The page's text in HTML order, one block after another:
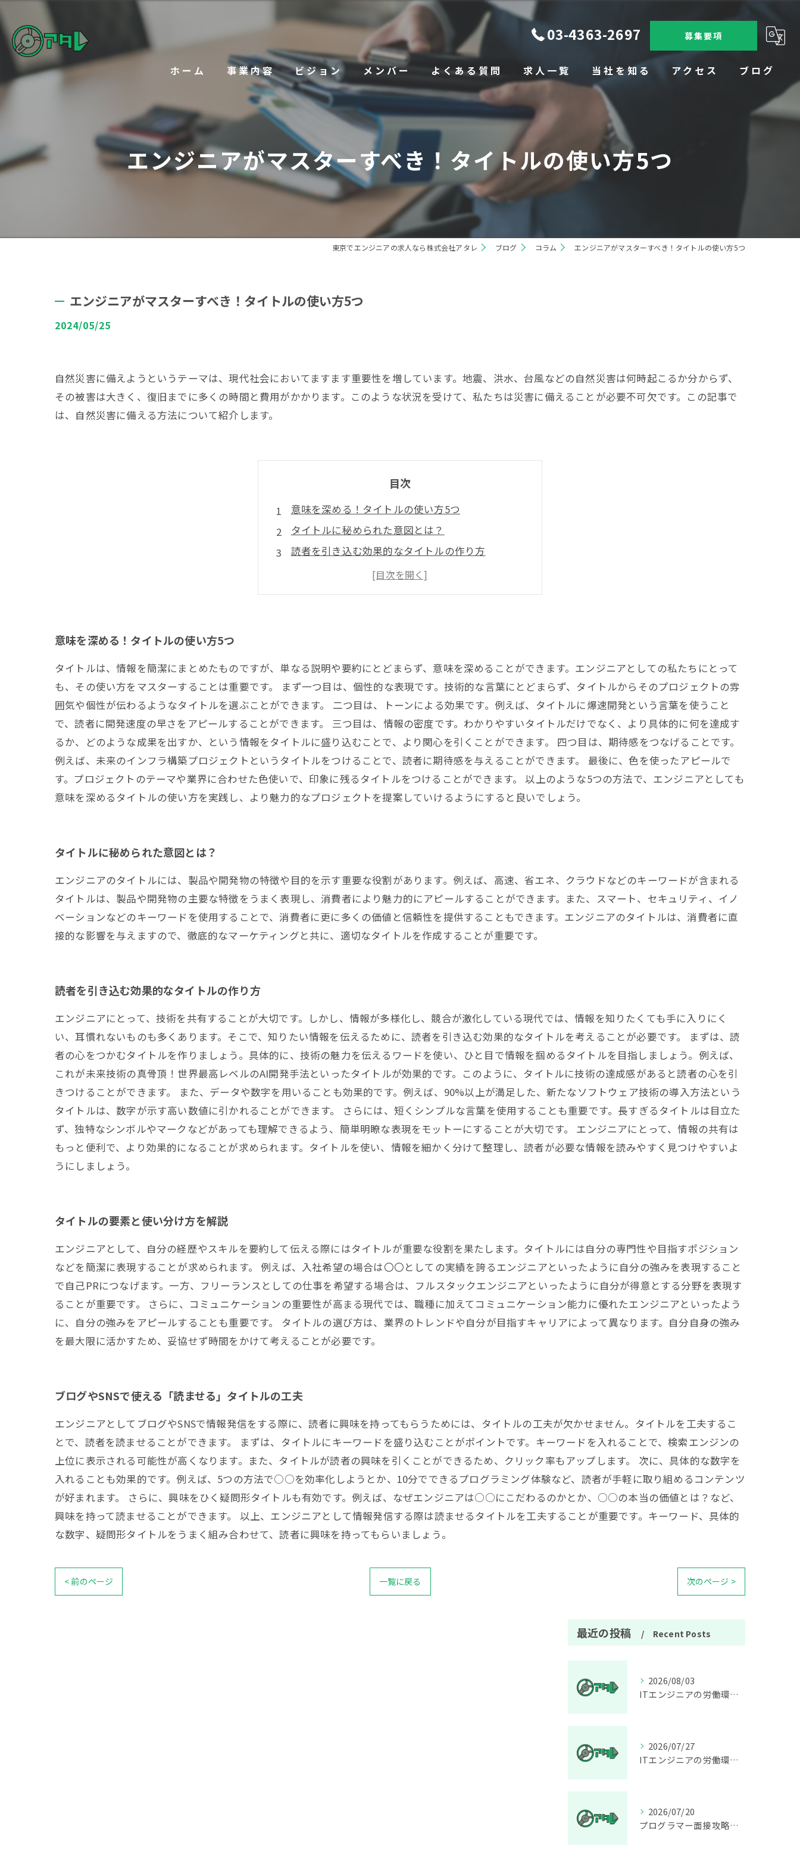
03-4363-2697 募集要項
ホーム 事業内容 ビジョン メンバー よくある質問 求人一覧 当社を知る
未経験
転職
SES
アクセス ブログ
コラム
エンジニアがマスターすべき！タイトルの使い方5つ
東京でエンジニアの求人なら株式会社アタレ ブログ コラム エンジニアがマスターすべき！タイトルの使い方5つ
エンジニアがマスターすべき！タイトルの使い方5つ
2024/05/25
自然災害に備えようというテーマは、現代社会においてますます重要性を増しています。地震、洪水、台風などの自然災害は何時起こるか分からず、
その被害は大きく、復旧までに多くの時間と費用がかかります。このような状況を受けて、私たちは災害に備えることが必要不可欠です。この記事で
は、自然災害に備える方法について紹介します。
目次
意味を深める！タイトルの使い方5つ
タイトルに秘められた意図とは？
読者を引き込む効果的なタイトルの作り方
タイトルの要素と使い分け方を解説
ブログやSNSで使える「読ませる」タイトルの工夫
意味を深める！タイトルの使い方5つ
タイトルは、情報を簡潔にまとめたものですが、単なる説明や要約にとどまらず、意味を深めることができます。エンジニアとしての私たちにとって
も、その使い方をマスターすることは重要です。 まず一つ目は、個性的な表現です。技術的な言葉にとどまらず、タイトルからそのプロジェクトの雰
囲気や個性が伝わるようなタイトルを選ぶことができます。 二つ目は、トーンによる効果です。例えば、タイトルに爆速開発という言葉を使うこと
で、読者に開発速度の早さをアピールすることができます。 三つ目は、情報の密度です。わかりやすいタイトルだけでなく、より具体的に何を達成す
るか、どのような成果を出すか、という情報をタイトルに盛り込むことで、より関心を引くことができます。 四つ目は、期待感をつなげることです。
例えば、未来のインフラ構築プロジェクトというタイトルをつけることで、読者に期待感を与えることができます。 最後に、色を使ったアピールで
す。プロジェクトのテーマや業界に合わせた色使いで、印象に残るタイトルをつけることができます。 以上のような5つの方法で、エンジニアとしても
意味を深めるタイトルの使い方を実践し、より魅力的なプロジェクトを提案していけるようにすると良いでしょう。
タイトルに秘められた意図とは？
エンジニアのタイトルには、製品や開発物の特徴や目的を示す重要な役割があります。例えば、高速、省エネ、クラウドなどのキーワードが含まれる
タイトルは、製品や開発物の主要な特徴をうまく表現し、消費者により魅力的にアピールすることができます。また、スマート、セキュリティ、イノ
ベーションなどのキーワードを使用することで、消費者に更に多くの価値と信頼性を提供することもできます。エンジニアのタイトルは、消費者に直
接的な影響を与えますので、徹底的なマーケティングと共に、適切なタイトルを作成することが重要です。
読者を引き込む効果的なタイトルの作り方
エンジニアにとって、技術を共有することが大切です。しかし、情報が多様化し、競合が激化している現代では、情報を知りたくても手に入りにく
い、耳慣れないものも多くあります。そこで、知りたい情報を伝えるために、読者を引き込む効果的なタイトルを考えることが必要です。 まずは、読
者の心をつかむタイトルを作りましょう。具体的に、技術の魅力を伝えるワードを使い、ひと目で情報を掴めるタイトルを目指しましょう。例えば、
これが未来技術の真骨頂！世界最高レベルのAI開発手法といったタイトルが効果的です。このように、タイトルに技術の達成感があると読者の心を引
きつけることができます。 また、データや数字を用いることも効果的です。例えば、90%以上が満足した、新たなソフトウェア技術の導入方法という
タイトルは、数字が示す高い数値に引かれることができます。 さらには、短くシンプルな言葉を使用することも重要です。長すぎるタイトルは目立た
ず、独特なシンボルやマークなどがあっても理解できるよう、簡単明瞭な表現をモットーにすることが大切です。 エンジニアにとって、情報の共有は
もっと便利で、より効果的になることが求められます。タイトルを使い、情報を細かく分けて整理し、読者が必要な情報を読みやすく見つけやすいよ
うにしましょう。
タイトルの要素と使い分け方を解説
エンジニアとして、自分の経歴やスキルを要約して伝える際にはタイトルが重要な役割を果たします。タイトルには自分の専門性や目指すポジション
などを簡潔に表現することが求められます。 例えば、入社希望の場合は〇〇としての実績を誇るエンジニアといったように自分の強みを表現すること
で自己PRにつなげます。一方、フリーランスとしての仕事を希望する場合は、フルスタックエンジニアといったように自分が得意とする分野を表現す
ることが重要です。 さらに、コミュニケーションの重要性が高まる現代では、職種に加えてコミュニケーション能力に優れたエンジニアといったよう
に、自分の強みをアピールすることも重要です。 タイトルの選び方は、業界のトレンドや自分が目指すキャリアによって異なります。自分自身の強み
を最大限に活かすため、妥協せず時間をかけて考えることが必要です。
ブログやSNSで使える「読ませる」タイトルの工夫
エンジニアとしてブログやSNSで情報発信をする際に、読者に興味を持ってもらうためには、タイトルの工夫が欠かせません。タイトルを工夫するこ
とで、読者を読ませることができます。 まずは、タイトルにキーワードを盛り込むことがポイントです。キーワードを入れることで、検索エンジンの
上位に表示される可能性が高くなります。また、タイトルが読者の興味を引くことができるため、クリック率もアップします。 次に、具体的な数字を
入れることも効果的です。例えば、5つの方法で○○を効率化しようとか、10分でできるプログラミング体験など、読者が手軽に取り組めるコンテンツ
が好まれます。 さらに、興味をひく疑問形タイトルも有効です。例えば、なぜエンジニアは○○にこだわるのかとか、○○の本当の価値とは？など、
興味を持って読ませることができます。 以上、エンジニアとして情報発信する際は読ませるタイトルを工夫することが重要です。キーワード、具体的
な数字、疑問形タイトルをうまく組み合わせて、読者に興味を持ってもらいましょう。
< 前のページ 一覧に戻る 次のページ >
最近の投稿 Recent Posts
2026/08/03
ITエンジニアの労働環境をデータで解剖しプログラマーが長く働ける職場選びの基準を解説
2026/07/27
ITエンジニアの労働環境を徹底解説プログラマーが安心して働ける職場選びのポイント
2026/07/20
プログラマー面接攻略ガイド未経験からITエンジニア内定へつなぐ実践対策